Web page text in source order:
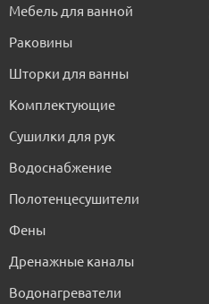
Мебель для ванной
Раковины
Шторки для ванны
Комплектующие
Сушилки для рук
Водоснабжение
Полотенцесушители
Фены
Дренажные каналы
Водонагреватели